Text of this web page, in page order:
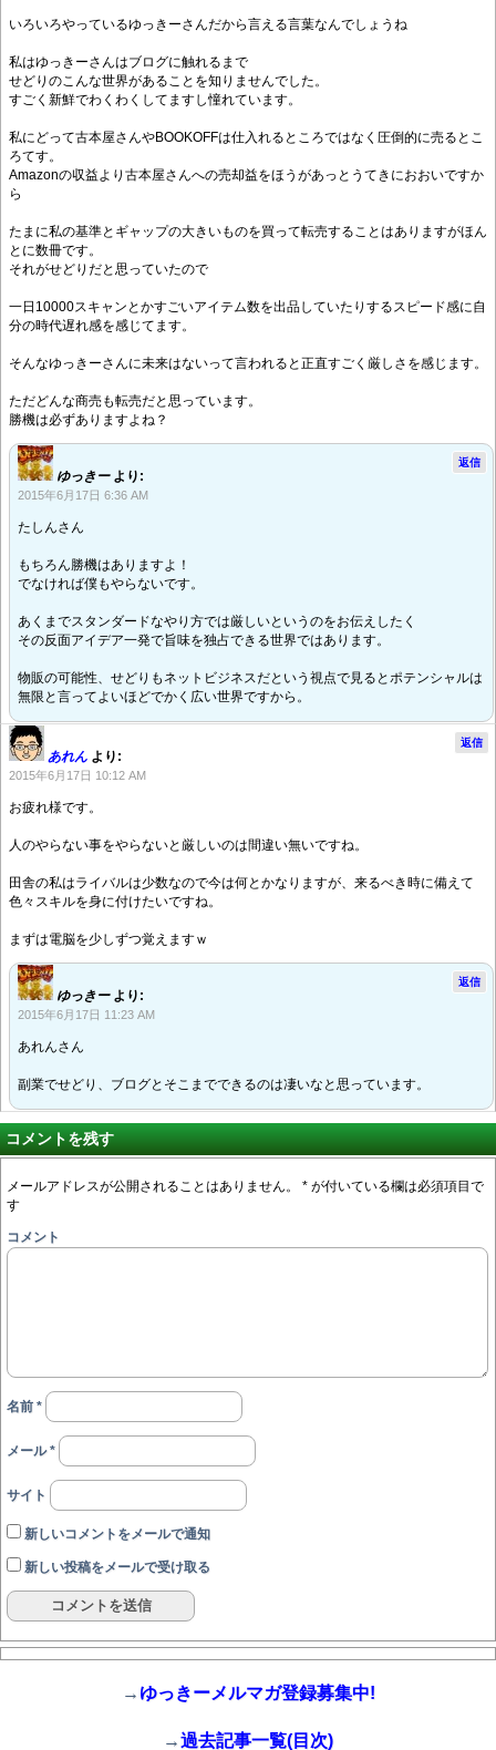
いろいろやっているゆっきーさんだから言える言葉なんでしょうね
私はゆっきーさんはブログに触れるまで
せどりのこんな世界があることを知りませんでした。
すごく新鮮でわくわくしてますし憧れています。
私にどって古本屋さんやBOOKOFFは仕入れるところではなく圧倒的に売るとこ
ろてす。
Amazonの収益より古本屋さんへの売却益をほうがあっとうてきにおおいですか
ら
たまに私の基準とギャップの大きいものを買って転売することはありますがほん
とに数冊です。
それがせどりだと思っていたので
一日10000スキャンとかすごいアイテム数を出品していたりするスピード感に自
分の時代遅れ感を感じてます。
そんなゆっきーさんに未来はないって言われると正直すごく厳しさを感じます。
ただどんな商売も転売だと思っています。
勝機は必ずありますよね？
ゆっきー より:
2015年6月17日 6:36 AM
たしんさん
もちろん勝機はありますよ！
でなければ僕もやらないです。
あくまでスタンダードなやり方では厳しいというのをお伝えしたく
その反面アイデア一発で旨味を独占できる世界ではあります。
物販の可能性、せどりもネットビジネスだという視点で見るとポテンシャルは
無限と言ってよいほどでかく広い世界ですから。
返信
あれん より:
2015年6月17日 10:12 AM
お疲れ様です。
人のやらない事をやらないと厳しいのは間違い無いですね。
田舎の私はライバルは少数なので今は何とかなりますが、来るべき時に備えて
色々スキルを身に付けたいですね。
まずは電脳を少しずつ覚えますｗ
返信
ゆっきー より:
2015年6月17日 11:23 AM
あれんさん
副業でせどり、ブログとそこまでできるのは凄いなと思っています。
返信
コメントを残す
メールアドレスが公開されることはありません。 * が付いている欄は必須項目で
す
コメント
名前 *
メール*
サイト
新しいコメントをメールで通知
新しい投稿をメールで受け取る
→ ゆっきーメルマガ登録募集中!
→過去記事一覧(目次)